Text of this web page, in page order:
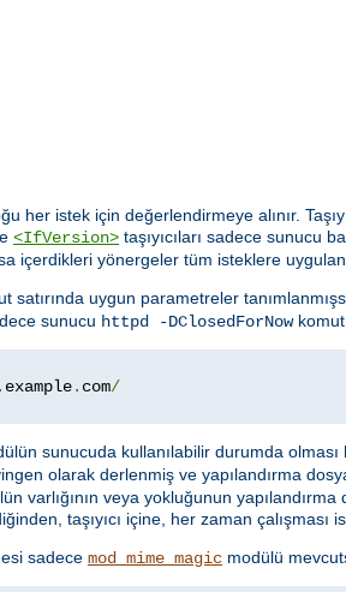
her istek için değerlendirmeye alınır.
<IfVersion> taşıyıcıları sadece sunucu
içerdikleri yönergeler tüm isteklere
satırında uygun parametreler
sunucu httpd -DClosedForNowkomut
. example. com/
sunucuda kullanılabilir durumda
olarak derlenmiş ve yapılandırma
veya yokluğunun yapılandırma
taşıyıcı içine, her zaman çalışması
sadece mod_mime_magic modülü